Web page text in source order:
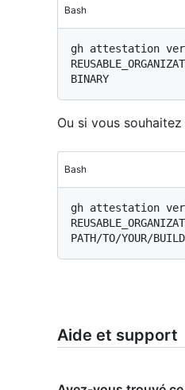
Bash
gh attestation
Ou si vous
Bash
gh attestation
Aide et support